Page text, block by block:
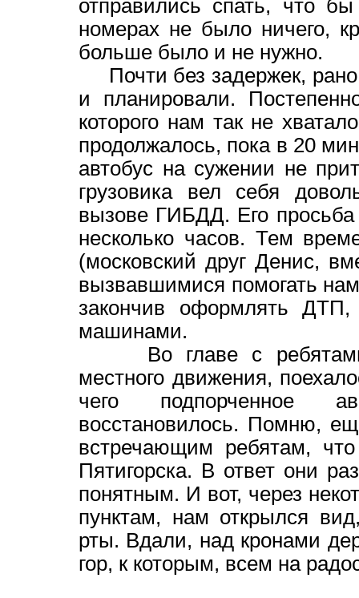
отправились спать, что
номерах не было ничего,
больше было и не нужно.
Почти без задержек,
и планировали.
которого нам так не
продолжалось, пока в 20
автобус на сужении не
грузовика вел себя
вызове ГИБДД. Его
несколько часов. Тем
(московский друг Денис,
вызвавшимися помогать
закончив оформлять
машинами.
Во главе с ребятами-
местного движения,
чего подпорченное
восстановилось. Помню,
встречающим ребятам,
Пятигорска. В ответ они
понятным. И вот, через
пунктам, нам открылся
рты. Вдали, над кронами
гор, к которым, всем на